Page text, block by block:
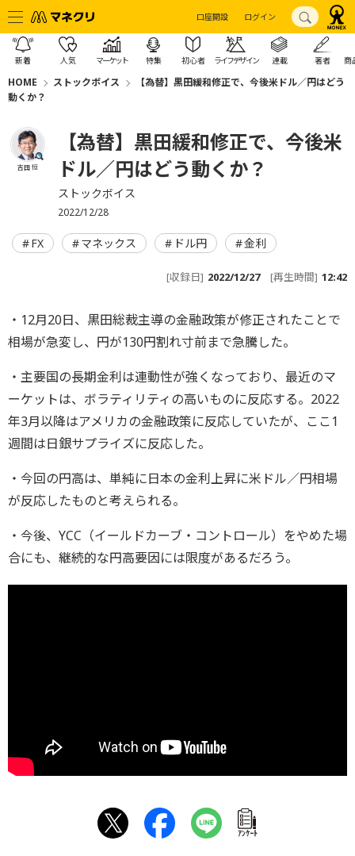
口座開設 ログイン
新着 人気 マーケット 特集 初心者 ライフデザイン 連載 著者 商
HOME ストックボイス
【為替】黒田緩和修正で、今後米ドル／円はどう
動くか？
吉田 恒
【為替】黒田緩和修正で、今後米
ドル／円はどう動くか？
ストックボイス
2022/12/28
FX マネックス ドル円 金利
[収録日] 2022/12/27 [再生時間] 12:42
・12月20日、黒田総裁主導の金融政策が修正されたことで
相場が急変し、円が130円割れ寸前まで急騰した。
・主要国の長期金利は連動性が強くなっており、最近のマ
ーケットは、ボラティリティの高いものに反応する。2022
年3月以降はアメリカの金融政策に反応していたが、ここ1
週間は日銀サプライズに反応した。
・今回の円高は、単純に日本の金利上昇に米ドル／円相場
が反応したものと考えられる。
・今後、YCC（イールドカーブ・コントロール）をやめた場
合にも、継続的な円高要因には限度があるだろう。
ｱﾝｹｰﾄ